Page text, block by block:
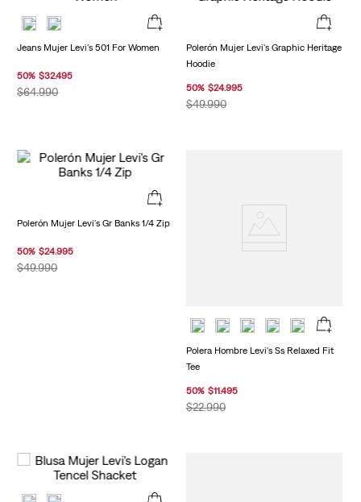
Jeans Mujer Levi's 501 For Women
50% $32.495
$64.990
Polerón Mujer Levi's Graphic Heritage
Hoodie
50% $24.995
$49.990
Polerón Mujer Levi's Gr Banks 1/4 Zip
50% $24.995
$49.990
Polera Hombre Levi's Ss Relaxed Fit
Tee
50% $11.495
$22.990